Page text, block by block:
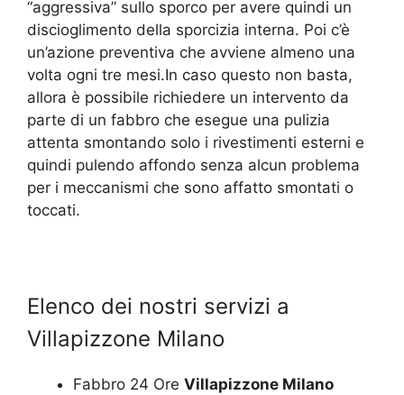
“aggressiva” sullo sporco per avere quindi un
discioglimento della sporcizia interna. Poi c’è
un’azione preventiva che avviene almeno una
volta ogni tre mesi.In caso questo non basta,
allora è possibile richiedere un intervento da
parte di un fabbro che esegue una pulizia
attenta smontando solo i rivestimenti esterni e
quindi pulendo affondo senza alcun problema
per i meccanismi che sono affatto smontati o
toccati.
Elenco dei nostri servizi a
Villapizzone Milano
Fabbro 24 Ore Villapizzone Milano